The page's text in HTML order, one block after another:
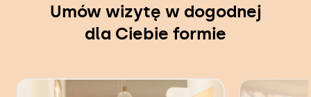
Umów wizytę w dogodnej
dla Ciebie formie